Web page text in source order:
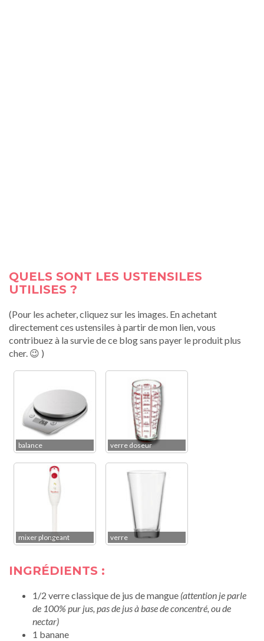
QUELS SONT LES USTENSILES
UTILISES ?
(Pour les acheter, cliquez sur les images. En achetant
directement ces ustensiles à partir de mon lien, vous
contribuez à la survie de ce blog sans payer le produit plus
cher. 😉 )
balance verre doseur
mixer plongeant verre
INGRÉDIENTS :
1/2 verre classique de jus de mangue (attention je parle
de 100% pur jus, pas de jus à base de concentré, ou de
nectar)
1 banane